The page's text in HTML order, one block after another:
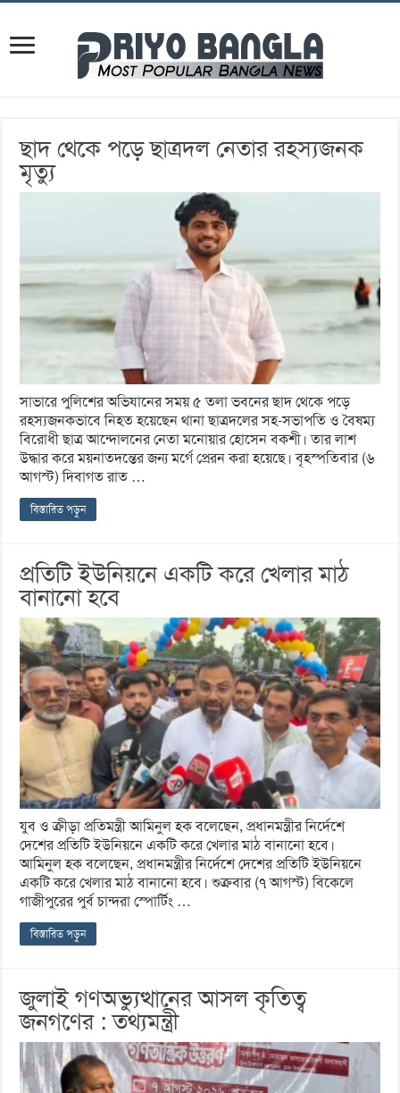
ছাদ থেকে পড়ে ছাত্রদল নেতার রহস্যজনক
মৃত্যু
সাভারে পুলিশের অভিযানের সময় ৫ তলা ভবনের ছাদ থেকে পড়ে
রহস্যজনকভাবে নিহত হয়েছেন থানা ছাত্রদলের সহ-সভাপতি ও বৈষম্য
বিরোধী ছাত্র আন্দোলনের নেতা মনোয়ার হোসেন বকশী। তার লাশ
উদ্ধার করে ময়নাতদন্তের জন্য মর্গে প্রেরন করা হয়েছে। বৃহস্পতিবার (৬
আগস্ট) দিবাগত রাত …
বিস্তারিত পড়ুন
প্রতিটি ইউনিয়নে একটি করে খেলার মাঠ
বানানো হবে
যুব ও ক্রীড়া প্রতিমন্ত্রী আমিনুল হক বলেছেন, প্রধানমন্ত্রীর নির্দেশে
দেশের প্রতিটি ইউনিয়নে একটি করে খেলার মাঠ বানানো হবে।
আমিনুল হক বলেছেন, প্রধানমন্ত্রীর নির্দেশে দেশের প্রতিটি ইউনিয়নে
একটি করে খেলার মাঠ বানানো হবে। শুক্রবার (৭ আগস্ট) বিকেলে
গাজীপুরের পুর্ব চান্দরা স্পোর্টিং …
বিস্তারিত পড়ুন
জুলাই গণঅভ্যুত্থানের আসল কৃতিত্ব
জনগণের : তথ্যমন্ত্রী